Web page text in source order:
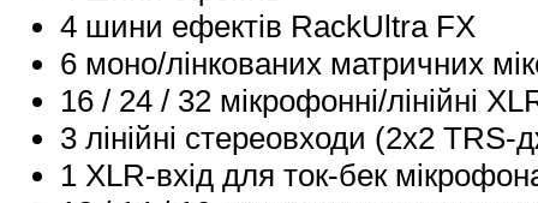
4 шини ефектів RackUltra FX
6 моно/лінкованих матричних
16 / 24 / 32 мікрофонні/лінійні
3 лінійні стереовходи (2х2
1 XLR-вхід для ток-бек